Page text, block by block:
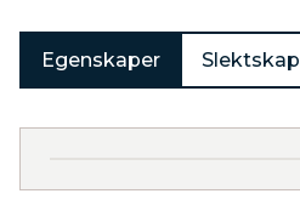
Egenskaper Slektskap